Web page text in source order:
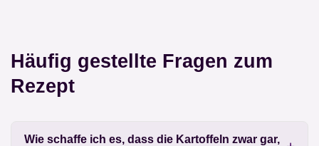
Häufig gestellte Fragen zum
Rezept
Wie schaffe ich es, dass die Kartoffeln zwar gar,